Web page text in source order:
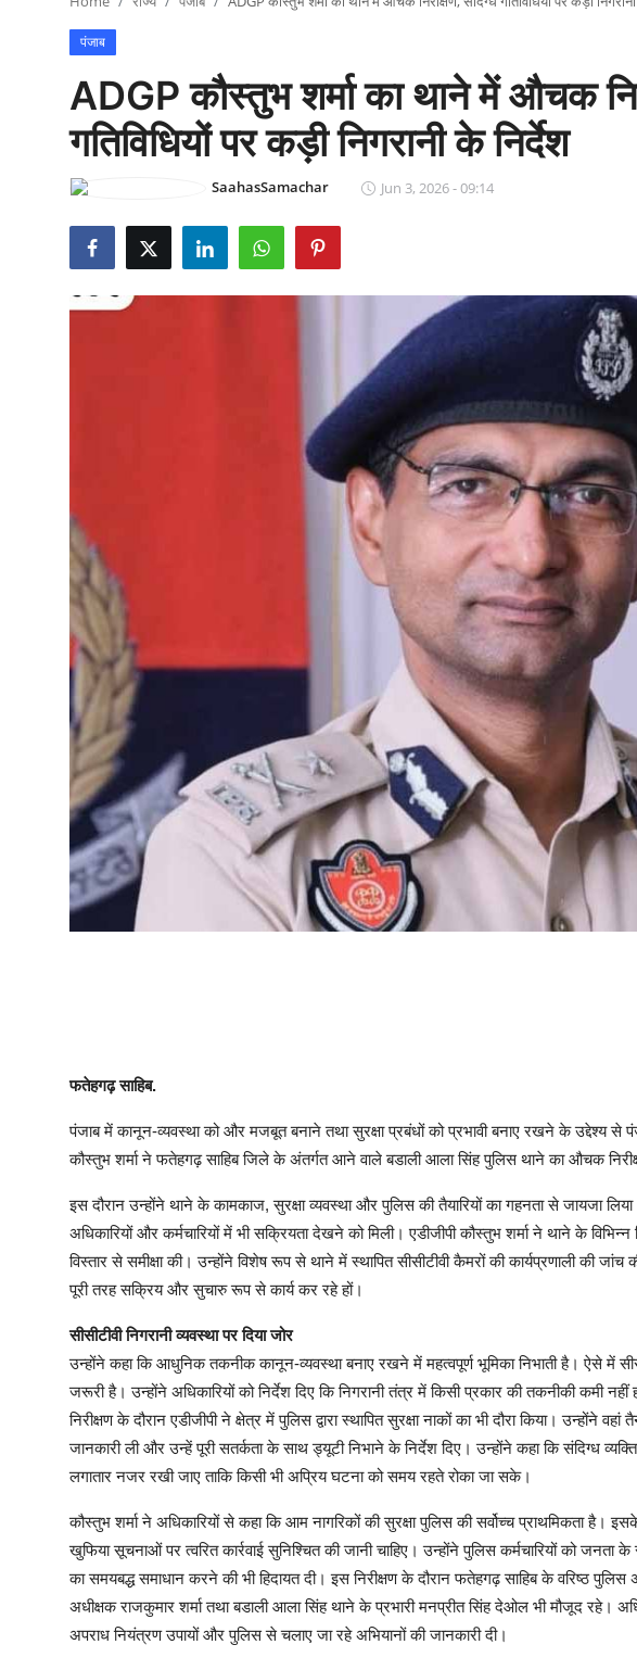
लाइफस्टाइल
पंजाब
ADGP कौस्तुभ शर्मा का थाने में औचक
गतिविधियों पर कड़ी निगरानी के निर्देश
SaahasSamachar Jun 3, 2026 - 09:14
फतेहगढ़ साहिब.
पंजाब में कानून-व्यवस्था को और मजबूत बनाने तथा सुरक्षा प्रबंधों को प्रभावी बनाए रखने के उद्देश्य से
कौस्तुभ शर्मा ने फतेहगढ़ साहिब जिले के अंतर्गत आने वाले बडाली आला सिंह पुलिस थाने का औचक
इस दौरान उन्होंने थाने के कामकाज, सुरक्षा व्यवस्था और पुलिस की तैयारियों का गहनता से जायजा
अधिकारियों और कर्मचारियों में भी सक्रियता देखने को मिली। एडीजीपी कौस्तुभ शर्मा ने थाने के
विस्तार से समीक्षा की। उन्होंने विशेष रूप से थाने में स्थापित सीसीटीवी कैमरों की कार्यप्रणाली की
पूरी तरह सक्रिय और सुचारु रूप से कार्य कर रहे हों।
सीसीटीवी निगरानी व्यवस्था पर दिया जोर
उन्होंने कहा कि आधुनिक तकनीक कानून-व्यवस्था बनाए रखने में महत्वपूर्ण भूमिका निभाती है। ऐसे में
जरूरी है। उन्होंने अधिकारियों को निर्देश दिए कि निगरानी तंत्र में किसी प्रकार की तकनीकी कमी
निरीक्षण के दौरान एडीजीपी ने क्षेत्र में पुलिस द्वारा स्थापित सुरक्षा नाकों का भी दौरा किया। उन्होंने
जानकारी ली और उन्हें पूरी सतर्कता के साथ ड्यूटी निभाने के निर्देश दिए। उन्होंने कहा कि संदिग्ध
लगातार नजर रखी जाए ताकि किसी भी अप्रिय घटना को समय रहते रोका जा सके।
कौस्तुभ शर्मा ने अधिकारियों से कहा कि आम नागरिकों की सुरक्षा पुलिस की सर्वोच्च प्राथमिकता है।
खुफिया सूचनाओं पर त्वरित कार्रवाई सुनिश्चित की जानी चाहिए। उन्होंने पुलिस कर्मचारियों को
का समयबद्ध समाधान करने की भी हिदायत दी। इस निरीक्षण के दौरान फतेहगढ़ साहिब के वरिष्ठ
अधीक्षक राजकुमार शर्मा तथा बडाली आला सिंह थाने के प्रभारी मनप्रीत सिंह देओल भी मौजूद रहे।
अपराध नियंत्रण उपायों और पुलिस से चलाए जा रहे अभियानों की जानकारी दी।